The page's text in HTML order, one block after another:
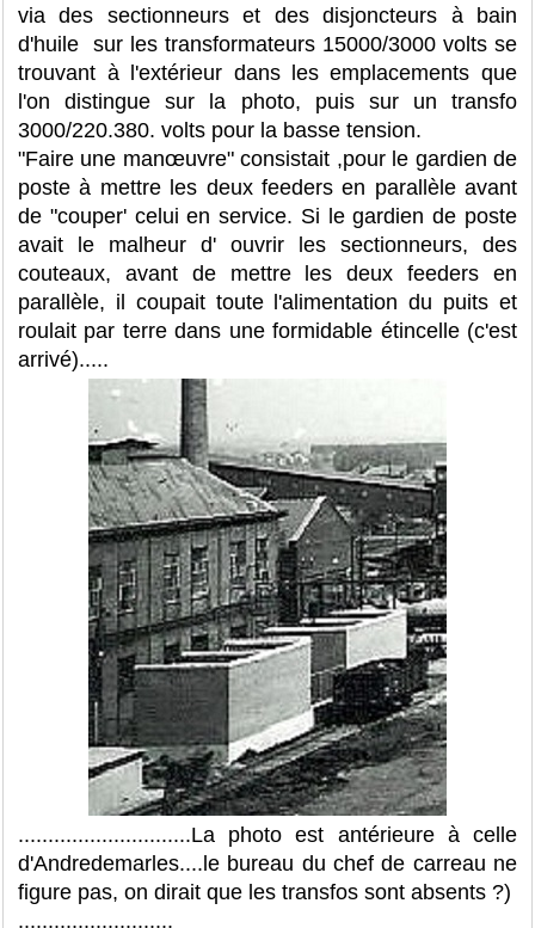
via des sectionneurs et des disjoncteurs à bain
d'huile sur les transformateurs 15000/3000 volts se
trouvant à l'extérieur dans les emplacements que
l'on distingue sur la photo, puis sur un transfo
3000/220.380. volts pour la basse tension.
"Faire une manœuvre" consistait ,pour le gardien de
poste à mettre les deux feeders en parallèle avant
de "couper' celui en service. Si le gardien de poste
avait le malheur d' ouvrir les sectionneurs, des
couteaux, avant de mettre les deux feeders en
parallèle, il coupait toute l'alimentation du puits et
roulait par terre dans une formidable étincelle (c'est
arrivé).....
.............................La photo est antérieure à celle
d'Andredemarles....le bureau du chef de carreau ne
figure pas, on dirait que les transfos sont absents ?)
..........................